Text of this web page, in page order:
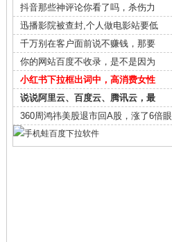
抖音那些神评论你看了吗，杀伤力
迅播影院被查封,个人做电影站要低
千万别在客户面前说不赚钱，那要
你的网站百度不收录，是不是因为
小红书下拉框出词中，高消费女性
说说阿里云、百度云、腾讯云，最
360周鸿祎美股退市回A股，涨了6倍眼